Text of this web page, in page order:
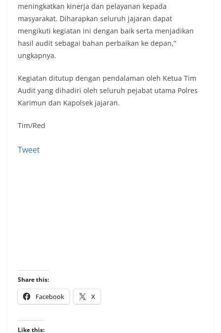
meningkatkan kinerja dan pelayanan kepada
masyarakat. Diharapkan seluruh jajaran dapat
mengikuti kegiatan ini dengan baik serta menjadikan
hasil audit sebagai bahan perbaikan ke depan,”
ungkapnya.
Kegiatan ditutup dengan pendalaman oleh Ketua Tim
Audit yang dihadiri oleh seluruh pejabat utama Polres
Karimun dan Kapolsek jajaran.
Tim/Red
Tweet
Share this:
Facebook X
Like this: